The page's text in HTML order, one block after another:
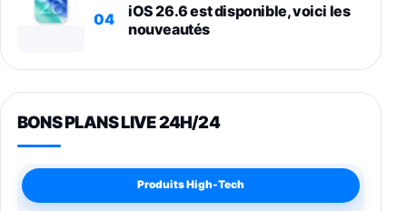
04
iOS 26.6 est disponible, voici les
nouveautés
BONS PLANS LIVE 24H/24
Produits High-Tech